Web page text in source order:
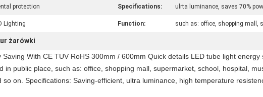
protection Specifications: ulrta luminance, saves 70%
Lighting Function: such as: office, shopping mall,
żarówki
With CE TUV RoHS 300mm / 600mm Quick details LED tube light
in public place, such as: office, shopping mall, supermarket, school, hospital,
on. Specifications: Saving-efficient, ultra luminance, high temperature